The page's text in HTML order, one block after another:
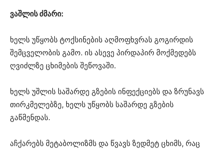
ვაშლის ძმარი:
ხელს უწყობს ტოქსინების აღმოფხვრას გოგირდის
შემცველობის გამო. ის ასევე პირდაპირ მოქმედებს
ღვიძლზე ცხიმების შეწოვაში.
ხელს უშლის საშარდე გზების ინფექციებს და ზრუნავს
თირკმელებზე, ხელს უწყობს საშარდე გზების
გაწმენდას.
აჩქარებს მეტაბოლიზმს და წვავს ზედმეტ ცხიმს, რაც